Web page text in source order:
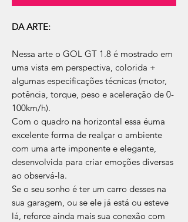
DA ARTE:
Nessa arte o GOL GT 1.8 é mostrado em
uma vista em perspectiva, colorida +
algumas especificações técnicas (motor,
potência, torque, peso e aceleração de 0-
100km/h).
Com o quadro na horizontal essa éuma
excelente forma de realçar o ambiente
com uma arte imponente e elegante,
desenvolvida para criar emoções diversas
ao observá-la.
Se o seu sonho é ter um carro desses na
sua garagem, ou se ele já está ou esteve
lá, reforce ainda mais sua conexão com